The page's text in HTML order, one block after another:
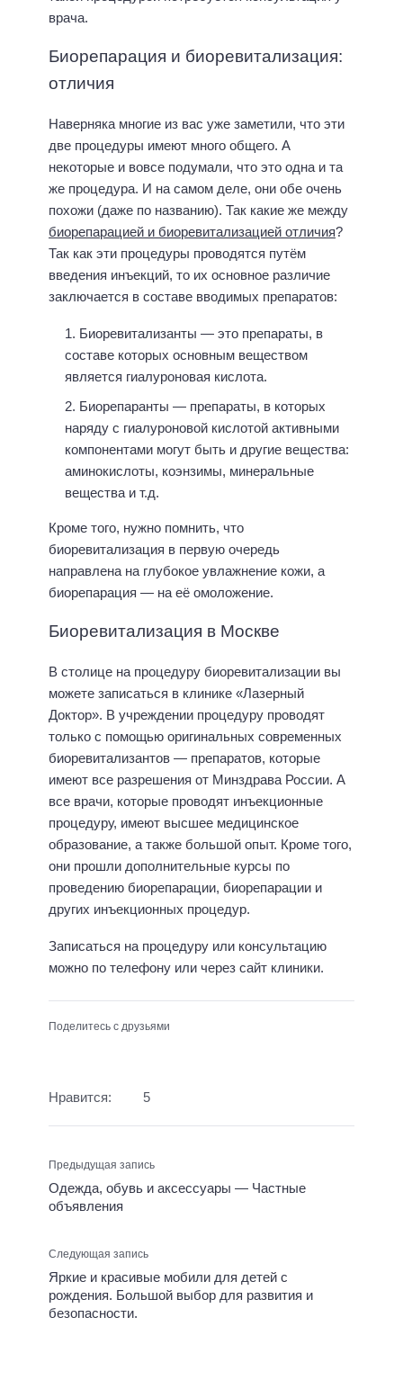
врача.
Биорепарация и биоревитализация:
отличия
Наверняка многие из вас уже заметили, что эти
две процедуры имеют много общего. А
некоторые и вовсе подумали, что это одна и та
же процедура. И на самом деле, они обе очень
похожи (даже по названию). Так какие же между
биорепарацией и биоревитализацией отличия?
Так как эти процедуры проводятся путём
введения инъекций, то их основное различие
заключается в составе вводимых препаратов:
Биоревитализанты — это препараты, в
составе которых основным веществом
является гиалуроновая кислота.
Биорепаранты — препараты, в которых
наряду с гиалуроновой кислотой активными
компонентами могут быть и другие вещества:
аминокислоты, коэнзимы, минеральные
вещества и т.д.
Кроме того, нужно помнить, что
биоревитализация в первую очередь
направлена на глубокое увлажнение кожи, а
биорепарация — на её омоложение.
Биоревитализация в Москве
В столице на процедуру биоревитализации вы
можете записаться в клинике «Лазерный
Доктор». В учреждении процедуру проводят
только с помощью оригинальных современных
биоревитализантов — препаратов, которые
имеют все разрешения от Минздрава России. А
все врачи, которые проводят инъекционные
процедуру, имеют высшее медицинское
образование, а также большой опыт. Кроме того,
они прошли дополнительные курсы по
проведению биорепарации, биорепарации и
других инъекционных процедур.
Записаться на процедуру или консультацию
можно по телефону или через сайт клиники.
Поделитесь с друзьями
Нравится: 5
Предыдущая запись
Одежда, обувь и аксессуары — Частные
объявления
Следующая запись
Яркие и красивые мобили для детей с
рождения. Большой выбор для развития и
безопасности.